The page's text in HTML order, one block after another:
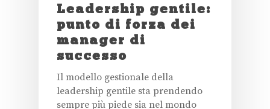
Leadership gentile:
punto di forza dei
manager di
successo
Il modello gestionale della
leadership gentile sta prendendo
sempre più piede sia nel mondo